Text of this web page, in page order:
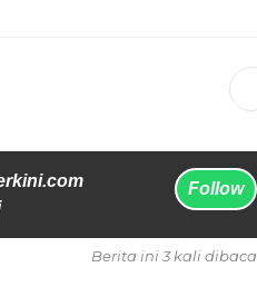
Follow
Berita ini 3 kali dibaca